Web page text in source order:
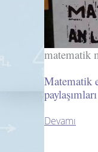
matematik
Matematik
Devamı